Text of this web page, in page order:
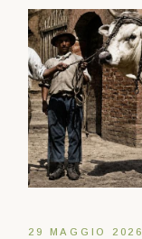
29 MAGGIO 2026